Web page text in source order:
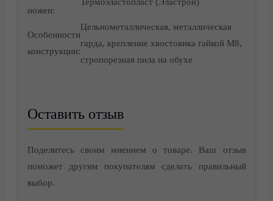
ножен:
Особенности
конструкции:
Цельнометаллическая, металлическая
гарда, крепление хвостовика гайкой М8,
стропорезная пила на обухе
Оставить отзыв
Поделитесь своим мнением о товаре. Ваш отзыв
поможет другим покупателям сделать правильный
выбор.